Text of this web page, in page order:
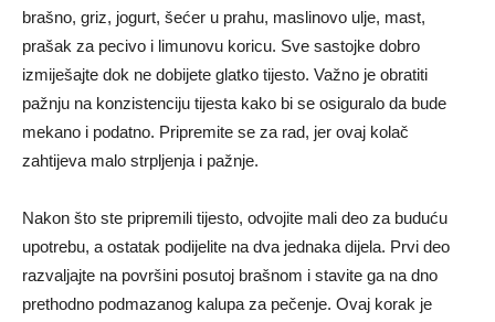
brašno, griz, jogurt, šećer u prahu, maslinovo ulje, mast,
prašak za pecivo i limunovu koricu. Sve sastojke dobro
izmiješajte dok ne dobijete glatko tijesto. Važno je obratiti
pažnju na konzistenciju tijesta kako bi se osiguralo da bude
mekano i podatno. Pripremite se za rad, jer ovaj kolač
zahtijeva malo strpljenja i pažnje.
Nakon što ste pripremili tijesto, odvojite mali deo za buduću
upotrebu, a ostatak podijelite na dva jednaka dijela. Prvi deo
razvaljajte na površini posutoj brašnom i stavite ga na dno
prethodno podmazanog kalupa za pečenje. Ovaj korak je